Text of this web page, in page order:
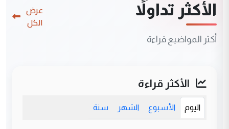
الأكثر تداولاً
أكثر المواضيع قراءة
عرض
الكل
الأكثر قراءة
اليوم الأسبوع الشهر سنة